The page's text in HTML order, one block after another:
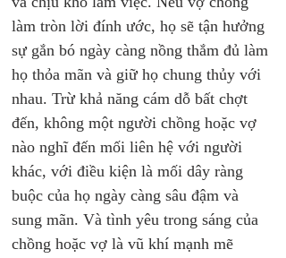
làm tròn lời đính ước, họ sẽ tận hưởng
sự gắn bó ngày càng nồng thắm đủ làm
họ thỏa mãn và giữ họ chung thủy với
nhau. Trừ khả năng cám dỗ bất chợt
đến, không một người chồng hoặc vợ
nào nghĩ đến mối liên hệ với người
khác, với điều kiện là mối dây ràng
buộc của họ ngày càng sâu đậm và
sung mãn. Và tình yêu trong sáng của
chồng hoặc vợ là vũ khí mạnh mẽ